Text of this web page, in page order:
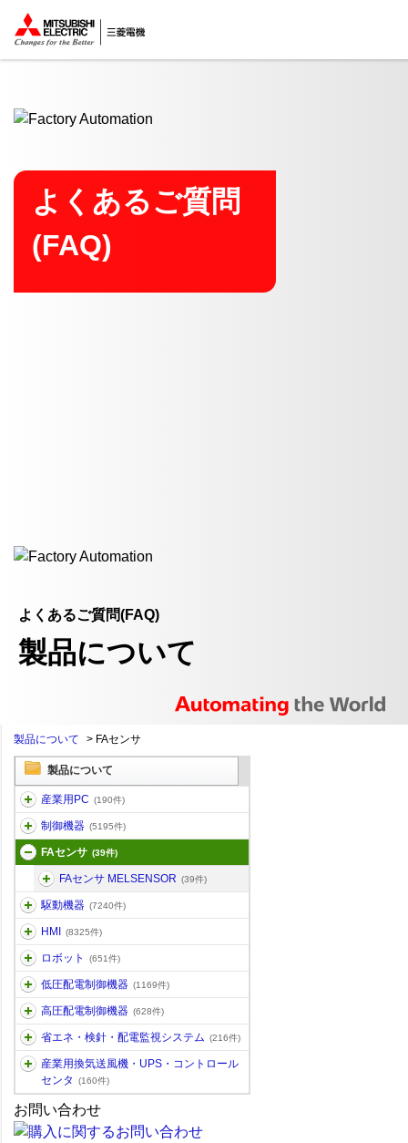
ここから本文
よくあるご質問
(FAQ)
よくあるご質問(FAQ)
製品について
製品について > FAセンサ
製品について
産業用PC (190件)
制御機器 (5195件)
FAセンサ (39件)
FAセンサ MELSENSOR (39件)
駆動機器 (7240件)
HMI (8325件)
ロボット (651件)
低圧配電制御機器 (1169件)
高圧配電制御機器 (628件)
省エネ・検針・配電監視システム (216件)
産業用換気送風機・UPS・コントロール
センタ
(160件)
お問い合わせ